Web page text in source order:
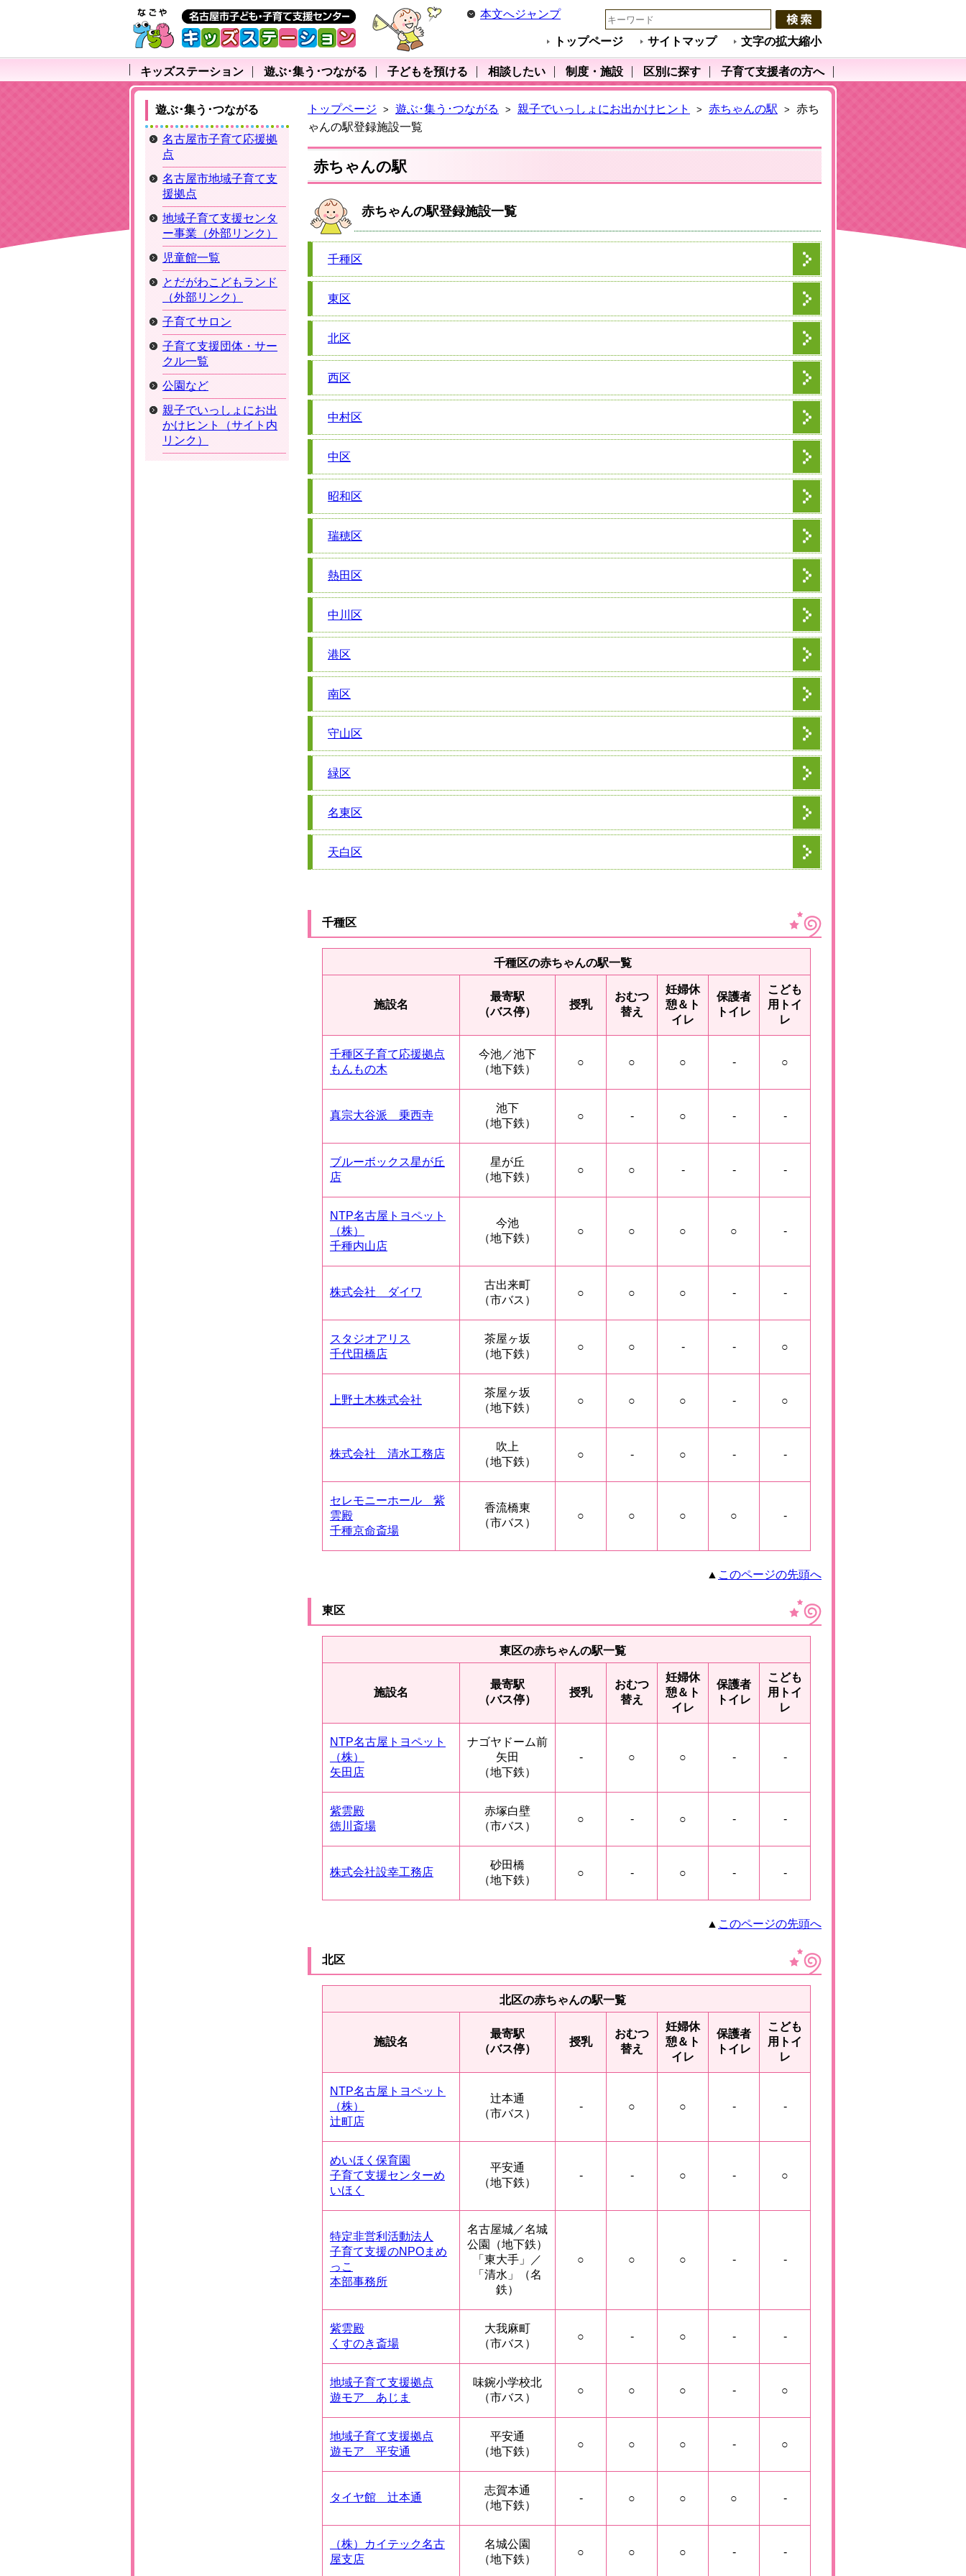
本文へジャンプ
トップページ サイトマップ 文字の拡大縮小
キッズステーション 遊ぶ･集う･つながる 子どもを預ける 相談したい 制度・施設 区別に探す 子育て支援者の方へ
トップページ > 遊ぶ･集う･つながる > 親子でいっしょにお出かけヒント > 赤ちゃんの駅 >
赤ち
ゃんの駅登録施設一覧
赤ちゃんの駅
赤ちゃんの駅登録施設一覧
千種区
東区
北区
西区
中村区
中区
昭和区
瑞穂区
熱田区
中川区
港区
南区
守山区
緑区
名東区
天白区
千種区
千種区の赤ちゃんの駅一覧
施設名
最寄駅
（バス停）
授乳
おむつ
替え
妊婦休
憩＆ト
イレ
保護者
トイレ
こども
用トイ
レ
千種区子育て応援拠点
もんもの木
今池／池下
（地下鉄）
○ ○ ○ - ○
真宗大谷派 乗西寺
池下
（地下鉄）
○ - ○ - -
ブルーボックス星が丘
店
星が丘
（地下鉄）
○ ○ - - -
NTP名古屋トヨペット
（株）
千種内山店
今池
（地下鉄）
○ ○ ○ ○ -
株式会社 ダイワ
古出来町
（市バス）
○ ○ ○ - -
スタジオアリス
千代田橋店
茶屋ヶ坂
（地下鉄）
○ ○ - - ○
上野土木株式会社
茶屋ヶ坂
（地下鉄）
○ ○ ○ - ○
株式会社 清水工務店
吹上
（地下鉄）
○ - ○ - -
セレモニーホール 紫
雲殿
千種京命斎場
香流橋東
（市バス）
○ ○ ○ ○ -
▲ このページの先頭へ
東区
東区の赤ちゃんの駅一覧
施設名
最寄駅
（バス停）
授乳
おむつ
替え
妊婦休
憩＆ト
イレ
保護者
トイレ
こども
用トイ
レ
NTP名古屋トヨペット
（株）
矢田店
ナゴヤドーム前
矢田
（地下鉄）
- ○ ○ - -
紫雲殿
徳川斎場
赤塚白壁
（市バス）
○ - ○ - -
株式会社設幸工務店
砂田橋
（地下鉄）
○ - ○ - -
▲ このページの先頭へ
北区
北区の赤ちゃんの駅一覧
施設名
最寄駅
（バス停）
授乳
おむつ
替え
妊婦休
憩＆ト
イレ
保護者
トイレ
こども
用トイ
レ
NTP名古屋トヨペット
（株）
辻町店
辻本通
（市バス）
- ○ ○ - -
めいほく保育園
子育て支援センターめ
いほく
平安通
（地下鉄）
- - ○ - ○
特定非営利活動法人
子育て支援のNPOまめ
っこ
本部事務所
名古屋城／名城
公園（地下鉄）
「東大手」／
「清水」（名
鉄）
○ ○ ○ - -
紫雲殿
くすのき斎場
大我麻町
（市バス）
○ - ○ - -
地域子育て支援拠点
遊モア あじま
味鋺小学校北
（市バス）
○ ○ ○ - ○
地域子育て支援拠点
遊モア 平安通
平安通
（地下鉄）
○ ○ ○ - ○
タイヤ館 辻本通
志賀本通
（地下鉄）
- ○ ○ ○ -
（株）カイテック名古
屋支店
名城公園
（地下鉄）
○ ○ ○ - -
遊ぶ･集う･つながる
名古屋市子育て応援拠
点
名古屋市地域子育て支
援拠点
地域子育て支援センタ
ー事業（外部リンク）
児童館一覧
とだがわこどもランド
（外部リンク）
子育てサロン
子育て支援団体・サー
クル一覧
公園など
親子でいっしょにお出
かけヒント（サイト内
リンク）